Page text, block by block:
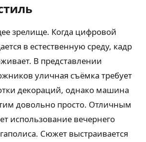
зрелище. Когда цифровой
в естественную среду, кадр
В представлении
уличная съёмка требует
декораций, однако машина
довольно просто. Отличным
использование вечернего
Сюжет выстраивается